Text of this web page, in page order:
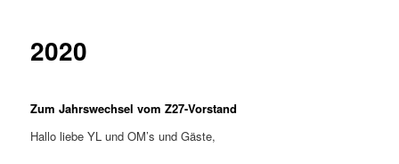
2020
Zum Jahrswechsel vom Z27-Vorstand
Hallo liebe YL und OM’s und Gäste,